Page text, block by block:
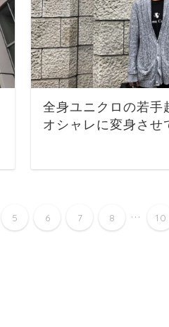
全身ユニクロの若手
オシャレに変身させ
5 6 7 8 ... 10